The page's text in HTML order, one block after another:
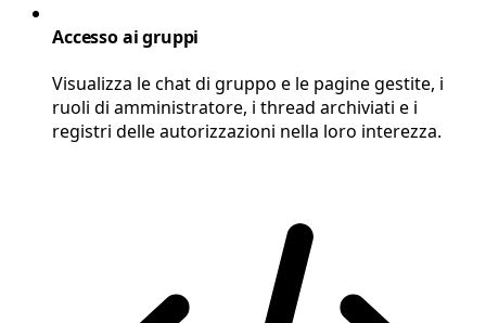
Accesso ai gruppi
Visualizza le chat di gruppo e le pagine gestite, i
ruoli di amministratore, i thread archiviati e i
registri delle autorizzazioni nella loro interezza.